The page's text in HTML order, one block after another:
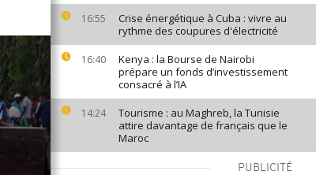
16:55
Crise énergétique à Cuba : vivre au
rythme des coupures d'électricité
16:40
Kenya : la Bourse de Nairobi
prépare un fonds d’investissement
consacré à l’IA
14:24
Tourisme : au Maghreb, la Tunisie
attire davantage de français que le
Maroc
PUBLICITÉ